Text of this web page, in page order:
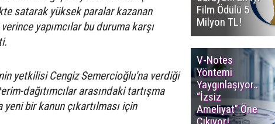
satarak yüksek paralar kazanan
yapımcılar bu duruma karşı
yetkilisi Cengiz Semercioğlu'na verdiği
dağıtımcılar arasındaki tartışma
bir kanun çıkartılması için
Film Ödülü 5
Milyon TL!
V-Notes
Yöntemi
Yaygınlaşıyor..
“İzsiz
Ameliyat” Öne